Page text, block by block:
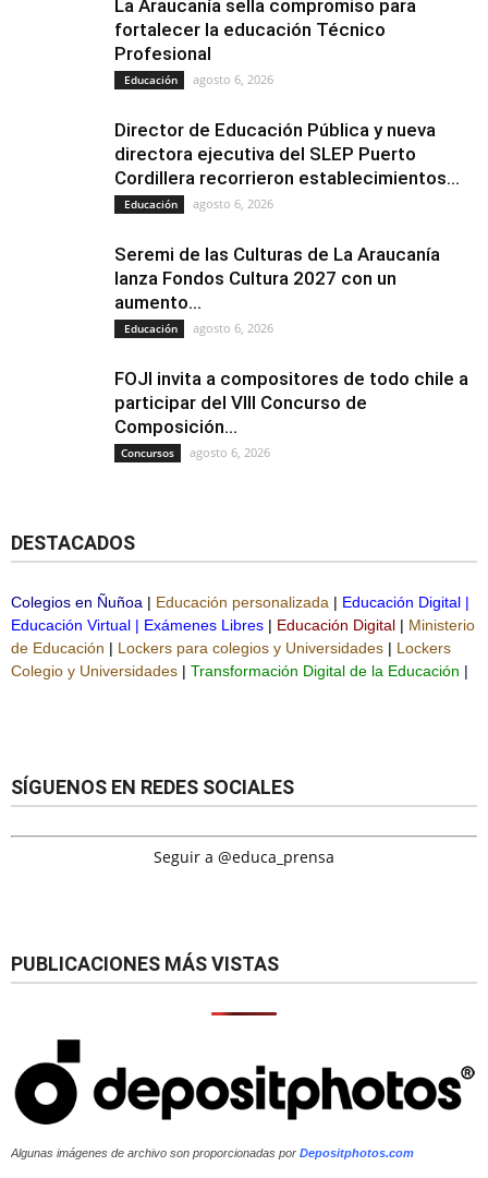
La Araucanía sella compromiso para
fortalecer la educación Técnico
Profesional
Educación agosto 6, 2026
Director de Educación Pública y nueva
directora ejecutiva del SLEP Puerto
Cordillera recorrieron establecimientos...
Educación agosto 6, 2026
Seremi de las Culturas de La Araucanía
lanza Fondos Cultura 2027 con un
aumento...
Educación agosto 6, 2026
FOJI invita a compositores de todo chile a
participar del VIII Concurso de
Composición...
Concursos agosto 6, 2026
DESTACADOS
Colegios en Ñuñoa | Educación personalizada | Educación Digital |
Educación Virtual | Exámenes Libres | Educación Digital | Ministerio
de Educación | Lockers para colegios y Universidades | Lockers
Colegio y Universidades | Transformación Digital de la Educación |
SÍGUENOS EN REDES SOCIALES
Seguir a @educa_prensa
PUBLICACIONES MÁS VISTAS
Algunas imágenes de archivo son proporcionadas por Depositphotos.com